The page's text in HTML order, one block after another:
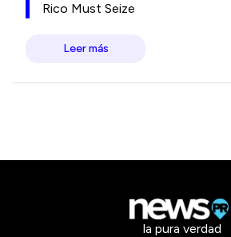
Rico Must Seize
Leer más
la pura verdad